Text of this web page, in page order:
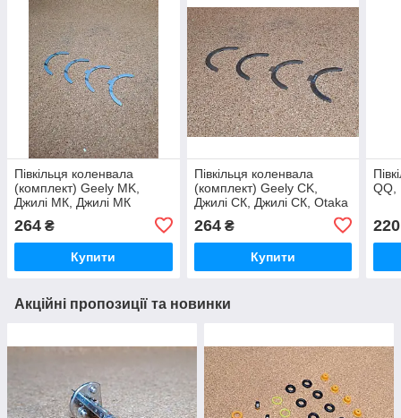
Півкільця коленвала
(комплект) Geely MK,
Джилі МК, Джилі МК
264 ₴
Купити
Півкільця коленвала
(комплект) Geely CK,
Джилі СК, Джилі СК, Otaka
264₴
Купити
QQ,
220
Акційні пропозиції та новинки